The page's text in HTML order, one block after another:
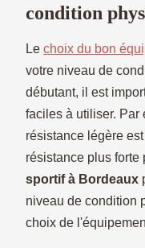
condition
Le choix du bon
votre niveau de
débutant, il est
faciles à utiliser. Par
résistance légère
résistance plus forte
sportif à Bordeaux
niveau de condition
choix de